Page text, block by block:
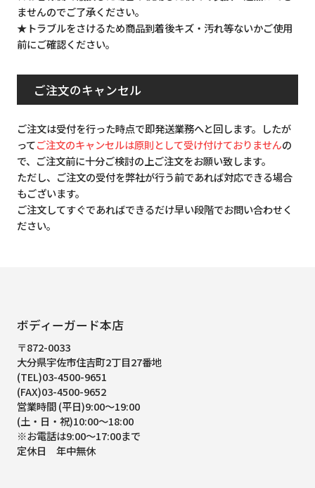
ませんのでご了承ください。
★トラブルをさけるため商品到着後キズ・汚れ等ないかご使用
前にご確認ください。
ご注文のキャンセル
ご注文は受付を行った時点で即発送業務へと回します。したが
ってご注文のキャンセルは原則として受け付けておりませんの
で、ご注文前に十分ご検討の上ご注文をお願い致します。
ただし、ご注文の受付を弊社が行う前であれば対応できる場合
もございます。
ご注文してすぐであればできるだけ早い段階でお問い合わせく
ださい。
ボディーガード本店
〒872-0033
大分県宇佐市住吉町2丁目27番地
(TEL)03-4500-9651
(FAX)03-4500-9652
営業時間 (平日)9:00～19:00
(土・日・祝)10:00～18:00
※お電話は9:00～17:00まで
定休日 年中無休